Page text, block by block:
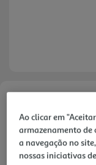
Ref. / EAN:8716184065477
Ao clicar em
armazenamento de
a navegação no
nossas iniciativas